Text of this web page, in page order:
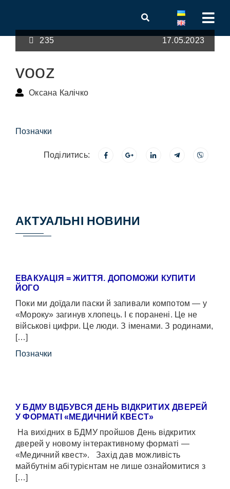
235 17.05.2023
vooz
Оксана Калічко
Позначки
Поділитись:
АКТУАЛЬНІ НОВИНИ
ЕВАКУАЦІЯ = ЖИТТЯ. ДОПОМОЖИ КУПИТИ
ЙОГО
Поки ми доїдали паски й запивали компотом — у
«Мороку» загинув хлопець. І є поранені. Це не
військові цифри. Це люди. З іменами. З родинами,
[…]
Позначки
У БДМУ ВІДБУВСЯ ДЕНЬ ВІДКРИТИХ ДВЕРЕЙ
У ФОРМАТІ «МЕДИЧНИЙ КВЕСТ»
На вихідних в БДМУ пройшов День відкритих
дверей у новому інтерактивному форматі —
«Медичний квест». Захід дав можливість
майбутнім абітурієнтам не лише ознайомитися з
[…]